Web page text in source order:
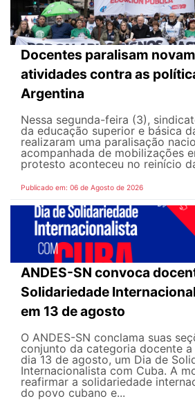
Docentes paralisam
atividades contra as
Argentina
Nessa segunda-feira (3),
da educação superior e básica
realizaram uma paralisação
acompanhada de mobilizações
protesto aconteceu no reinício
Publicado em: 06 de Agosto de 2026
ANDES-SN convoca
Solidariedade
em 13 de agosto
O ANDES-SN conclama suas
conjunto da categoria docente
dia 13 de agosto, um Dia de
Internacionalista com Cuba. A
reafirmar a solidariedade
do povo cubano e...